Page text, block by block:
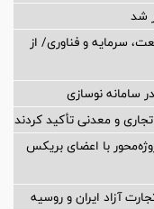
سرمایه و فناوری/ از
سامانه نوسازی
و معدنی تأکید کردند
با اعضای بریکس
آزاد ایران و روسیه